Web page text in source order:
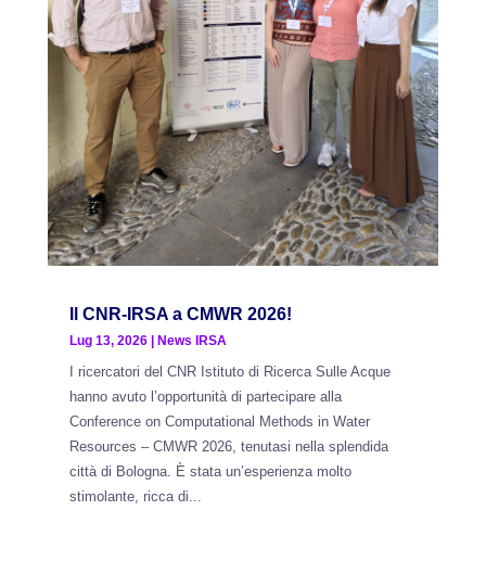
Il CNR-IRSA a CMWR 2026!
Lug 13, 2026| News IRSA
I ricercatori del CNR Istituto di Ricerca Sulle Acque
hanno avuto l’opportunità di partecipare alla
Conference on Computational Methods in Water
Resources – CMWR 2026, tenutasi nella splendida
città di Bologna. È stata un’esperienza molto
stimolante, ricca di...